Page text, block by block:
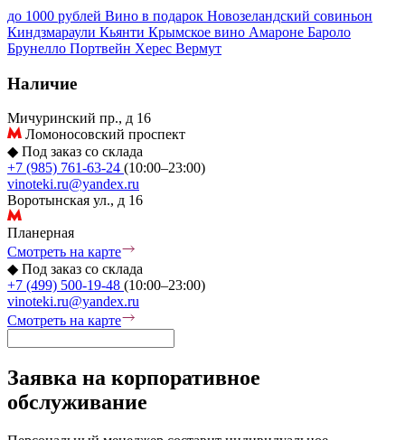
до 1000 рублей Вино в подарок Новозеландский совиньон
Киндзмараули Кьянти Крымское вино Амароне Бароло
Брунелло Портвейн Херес Вермут
Наличие
Мичуринский пр., д 16
Ломоносовский проспект
◆ Под заказ со склада
+7 (985) 761-63-24 (10:00–23:00)
vinoteki.ru@yandex.ru
Воротынская ул., д 16
Планерная
Смотреть на карте
◆ Под заказ со склада
+7 (499) 500-19-48 (10:00–23:00)
vinoteki.ru@yandex.ru
Смотреть на карте
Заявка на корпоративное
обслуживание